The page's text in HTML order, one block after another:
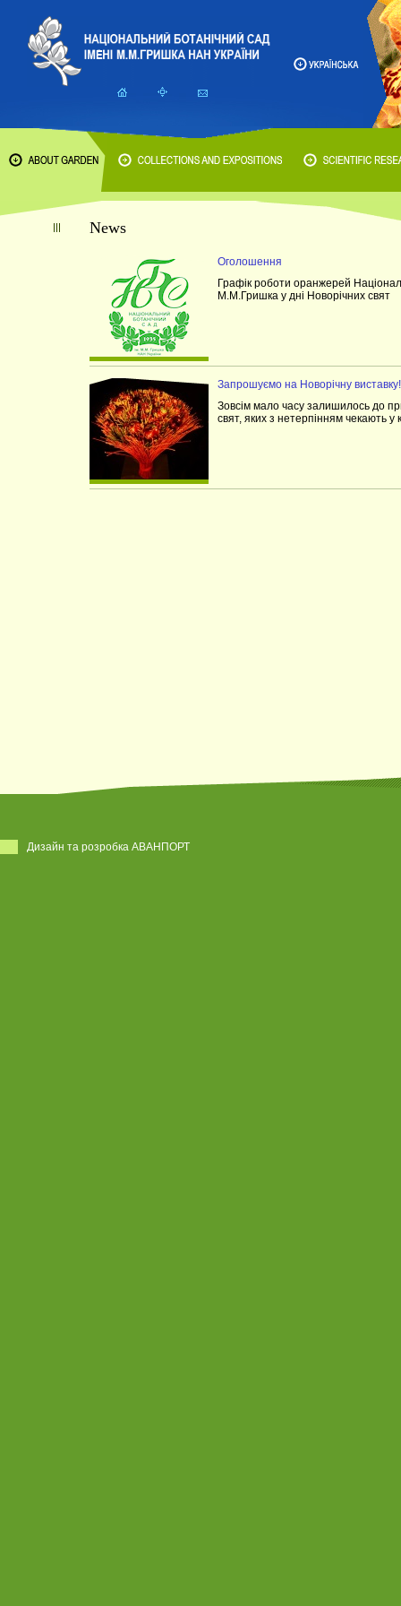
News
Оголошення
Графік роботи оранжерей
М.М.Гришка у дні Новорічних свят
Запрошуємо на Новорічну виставку!
Зовсім мало часу залишилось до
свят, яких з нетерпінням чекають у
Дизайн та розробка АВАНПОРТ